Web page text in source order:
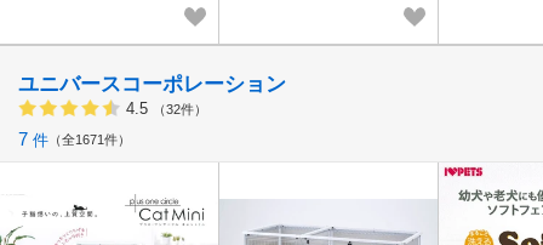
ユニバースコーポレーション
4.5 （32件）
7 件 全1671件